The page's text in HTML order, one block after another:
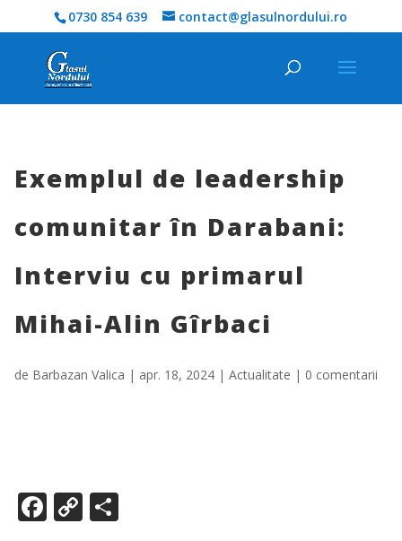
0730 854 639 contact@glasulnordului.ro
Exemplul de leadership
comunitar în Darabani:
Interviu cu primarul
Mihai-Alin Gîrbaci
de Barbazan Valica | apr. 18, 2024| Actualitate | 0 comentarii
F C P